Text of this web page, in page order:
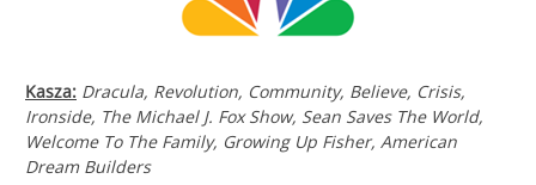
Kasza: Dracula, Revolution, Community, Believe, Crisis,
Ironside, The Michael J. Fox Show, Sean Saves The World,
Welcome To The Family, Growing Up Fisher, American
Dream Builders